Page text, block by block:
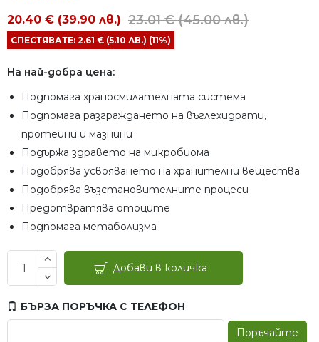
20.40 € (39.90 лв.) 23.01 € (45.00 лв.)
СПЕСТЯВАТЕ: 2.61 € (5.10 ЛВ.) (11%)
На най-добра цена:
Подпомага храносмилателната система
Подпомага разграждането на въглехидрати,
протеини и мазнини
Подържа здравето на микробиома
Подобрява усвояването на хранителни вещества
Подобрява възстановителните процеси
Предотвратява отоците
Подпомага метаболизма
Добави в количка
БЪРЗА ПОРЪЧКА С ТЕЛЕФОН
Поръчайте